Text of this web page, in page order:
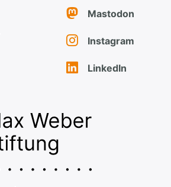
Mastodon
Instagram
LinkedIn